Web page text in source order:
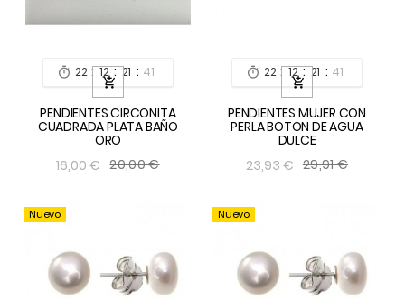
 22 : 12 : 21 : 39

PENDIENTES CIRCONITA
CUADRADA PLATA BAÑO
ORO
16,00 € 20,00 €
 22 : 12 : 21 : 39

PENDIENTES MUJER CON
PERLA BOTON DE AGUA
DULCE
23,93 € 29,91 €
Nuevo Nuevo